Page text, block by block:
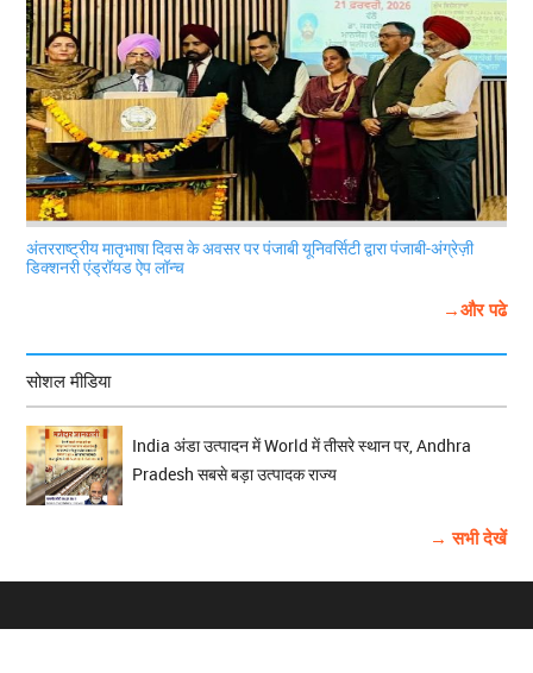
अंतरराष्ट्रीय मातृभाषा दिवस के अवसर पर पंजाबी यूनिवर्सिटी द्वारा पंजाबी-अंग्रेज़ी
डिक्शनरी एंड्रॉयड ऐप लॉन्च
→और पढे
सोशल मीडिया
India अंडा उत्पादन में World में तीसरे स्थान पर, Andhra
Pradesh सबसे बड़ा उत्पादक राज्य
→ सभी देखें